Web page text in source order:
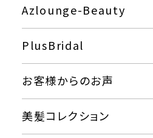
Azlounge-Beauty
PlusBridal
お客様からのお声
美髪コレクション